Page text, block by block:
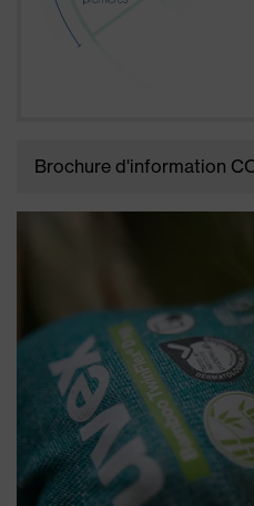
Brochure d'information
Nous, uvex, avons
créer plus de
émissions de gaz à effet
tout au long de la chaîne
répondre ainsi aux
concernant la prise en
l'empreinte carbone de
document fournit des
méthodologie de mesure,
l'utilisation des empreintes